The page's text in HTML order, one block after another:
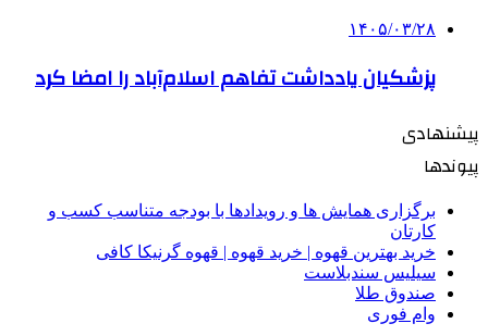
۱۴۰۵/۰۳/۲۸
پزشکیان یادداشت تفاهم اسلام‌آباد را امضا کرد
پیشنهادی
پیوندها
برگزاری همایش ها و رویدادها با بودجه متناسب کسب و
کارتان
خرید بهترین قهوه | خرید قهوه | قهوه گرنیکا کافی
سیلیس سندبلاست
صندوق طلا
وام فوری